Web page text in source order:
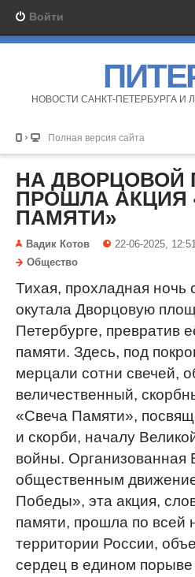
Войти
НОВОСТИ САНКТ-ПЕТЕРБУРГА И
Полная версия сайта
НА
ПРОШЛА АКЦИЯ
ПАМЯТИ»
Вадик Котов 22-06-2025,
Общество
Тихая, прохладная ночь
окутала Дворцовую
Петербурге, превратив
памяти. Здесь, под
мерцали сотни свечей,
величественный,
«Свеча Памяти»,
и скорби, началу
войны. Организованная
общественным
Победы», эта акция,
памяти, прошла по всей
территории России,
сердец в едином порыве